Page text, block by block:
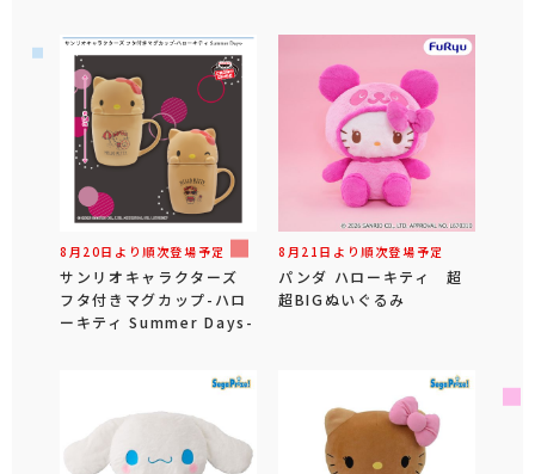
8月20日より順次登場予定
サンリオキャラクターズ
フタ付きマグカップ-ハロ
ーキティ Summer Days-
8月21日より順次登場予定
パンダ ハローキティ 超
超BIGぬいぐるみ